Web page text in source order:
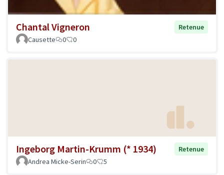
Chantal Vigneron
Retenue
Causette
0 0
Ingeborg Martin-Krumm (* 1934)
Retenue
Andrea Micke-Serin
0 5